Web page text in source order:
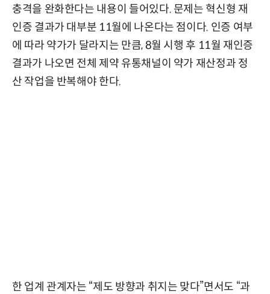
충격을 완화한다는 내용이 들어있다. 문제는 혁신형 재
인증 결과가 대부분 11월에 나온다는 점이다. 인증 여부
에 따라 약가가 달라지는 만큼, 8월 시행 후 11월 재인증
결과가 나오면 전체 제약 유통채널이 약가 재산정과 정
산 작업을 반복해야 한다.
한 업계 관계자는 “제도 방향과 취지는 맞다”면서도 “과